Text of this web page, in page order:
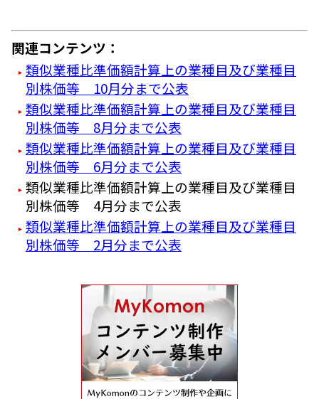
関連コンテンツ：
類似業種比準価額計算上の業種目及び業種目
別株価等 10月分まで公表
類似業種比準価額計算上の業種目及び業種目
別株価等 8月分まで公表
類似業種比準価額計算上の業種目及び業種目
別株価等 6月分まで公表
類似業種比準価額計算上の業種目及び業種目
別株価等 4月分まで公表
類似業種比準価額計算上の業種目及び業種目
別株価等 2月分まで公表